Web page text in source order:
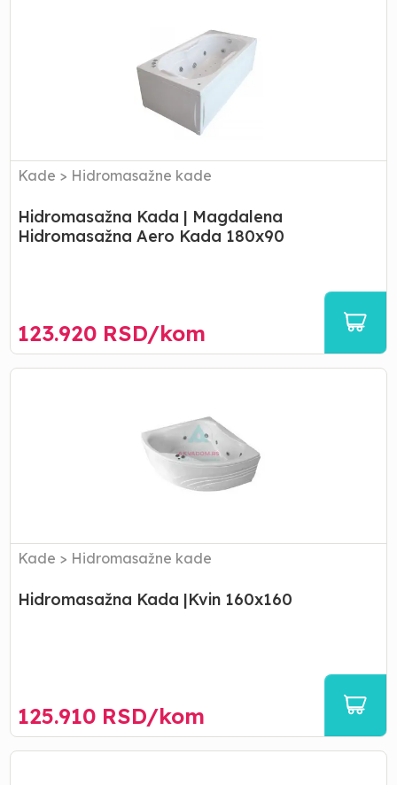
Kade > Hidromasažne kade
Hidromasažna Kada | Magdalena
Hidromasažna Aero Kada 180x90
123.920 RSD/kom
Hidromasažna
Kade > Hidromasažne kade
Hidromasažna Kada |Kvin 160x160
125.910 RSD/kom
Hidromasažna